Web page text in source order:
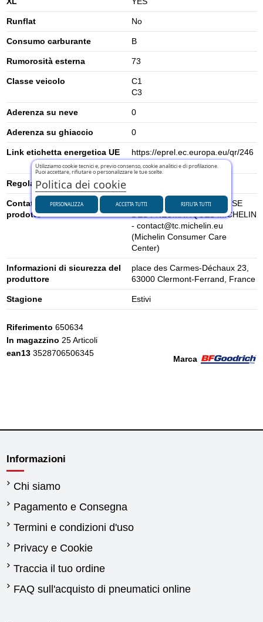
Runflat No
Consumo carburante B
Rumorosità esterna 73
Classe veicolo
C1
C3
Aderenza su neve 0
Aderenza su ghiaccio 0
Link etichetta energetica UE
https://eprel.ec.europa.eu/qr/246
9133
Regolamento UE (2020/740)
Contatti per la sicurezza del
prodotto
MANUFACTURE FRANCAISE
DES PNEUMATIQUES MICHELIN
- contact@tc.michelin.eu
(Michelin Consumer Care
Center)
Informazioni di sicurezza del
produttore
place des Carmes-Déchaux 23,
63000 Clermont-Ferrand, France
Stagione Estivi
Marca
Riferimento 650634
In magazzino 25 Articoli
ean13 3528706506345
Informazioni
Chi siamo
Pagamento e Consegna
Termini e condizioni d'uso
Privacy e Cookie
Traccia il tuo ordine
FAQ sull'acquisto di pneumatici online
Utilizziamo cookie tecnici e, previo consenso, cookie analitici e di profilazione.
Puoi accettare, rifiutare o personalizzare le tue scelte.
Politica dei cookie
PERSONALIZZA RIFIUTA TUTTI
ACCETTA TUTTI